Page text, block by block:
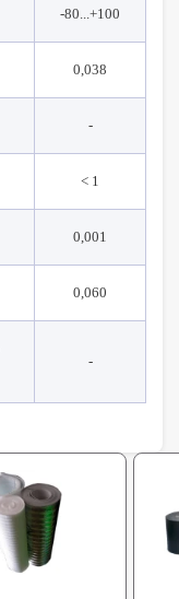
-80...+100
0,038
-
< 1
0,001
0,060
-